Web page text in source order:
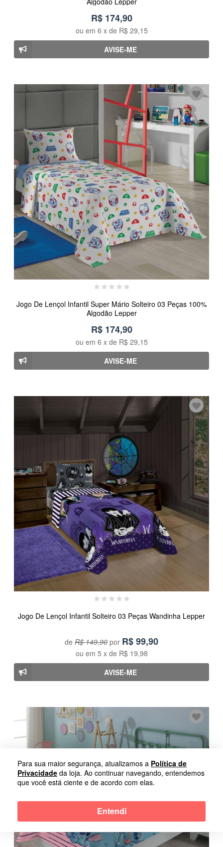
R$ 174,90
ou em 6 x de R$ 29,15
AVISE-ME
Jogo De Lençol Infantil Super Mário Solteiro 03 Peças 100%
Algodão Lepper
R$ 174,90
ou em 6 x de R$ 29,15
AVISE-ME
Jogo De Lençol Infantil Solteiro 03 Peças Wandinha Lepper
de R$ 149,90 por R$99,90
ou em 5 x de R$ 19,98
AVISE-ME
Para sua maior segurança, atualizamos a Política de
Privacidade da loja. Ao continuar navegando, entendemos
que você está ciente e de acordo com elas.
Entendi